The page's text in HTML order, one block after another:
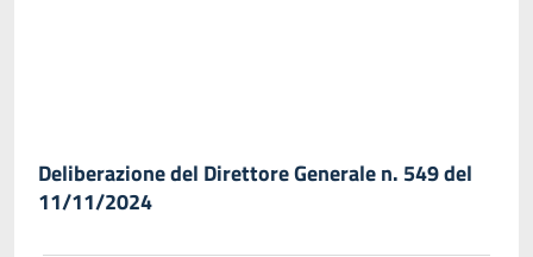
Deliberazione del Direttore Generale n. 549 del
11/11/2024